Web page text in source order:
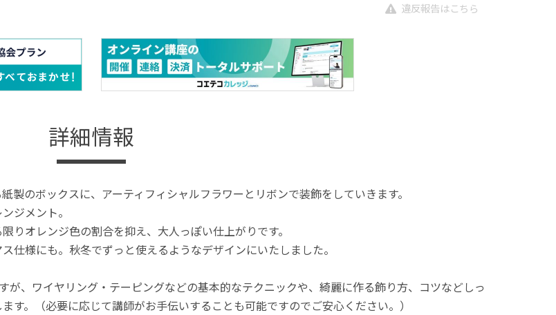
違反報告はこちら
詳細情報
製のボックスに、アーティフィシャルフラワーとリボンで装飾をしていきます。
ジメント。
りオレンジ色の割合を抑え、大人っぽい仕上がりです。
仕様にも。秋冬でずっと使えるようなデザインにいたしました。
が、ワイヤリング・テーピングなどの基本的なテクニックや、綺麗に作る飾り方、コツなどしっ
す。（必要に応じて講師がお手伝いすることも可能ですのでご安心ください。）